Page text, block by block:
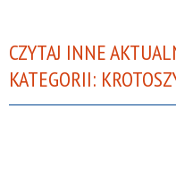
CZYTAJ INNE
KATEGORII: